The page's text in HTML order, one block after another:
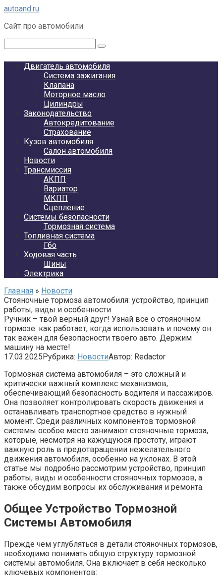
Перейти
контенту
autoand.ru
Сайт про автомобили
Двигатель автомобиля
Система зажигания
Клапана
Моторное масло
Цилиндры
Законодательство
Автокредитование
Страхование
Кузов автомобиля
Салон автомобиля
Новости
Трансмиссия
АКПП
Вариатор
МКПП
Сцепление
Системы безопасности
Тормозная система
Топливная система
Гбо
Ходовая часть
Шины
Электрика
Главная » Новости
Стояночные тормоза автомобиля: устройство, принцип
работы, виды и особенности
Ручник – твой верный друг! Узнай все о стояночном
тормозе: как работает, когда использовать и почему он
так важен для безопасности твоего авто. Держим
машину на месте!
17.03.2025Рубрика: НовостиАвтор: Redactor
Тормозная система автомобиля – это сложный и
критически важный комплекс механизмов,
обеспечивающий безопасность водителя и пассажиров.
Она позволяет контролировать скорость движения и
останавливать транспортное средство в нужный
момент. Среди различных компонентов тормозной
системы особое место занимают стояночные тормоза,
которые, несмотря на кажущуюся простоту, играют
важную роль в предотвращении нежелательного
движения автомобиля, особенно на уклонах. В этой
статье мы подробно рассмотрим устройство, принцип
работы, виды и особенности стояночных тормозов, а
также обсудим вопросы их обслуживания и ремонта.
Общее Устройство Тормозной
Системы Автомобиля
Прежде чем углубляться в детали стояночных тормозов,
необходимо понимать общую структуру тормозной
системы автомобиля. Она включает в себя несколько
ключевых компонентов: